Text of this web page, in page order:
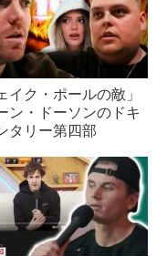
イク・ポールの敵」
ン・ドーソンのドキ
タリー第四部